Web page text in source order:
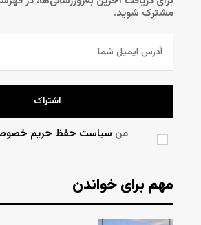
مشترک شوید.
اشتراک
من سیاست حفظ حریم
مهم برای خواندن